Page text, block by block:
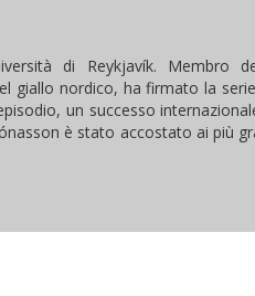
di Reykjavík. Membro
nordico, ha firmato la serie
un successo
è stato accostato ai più